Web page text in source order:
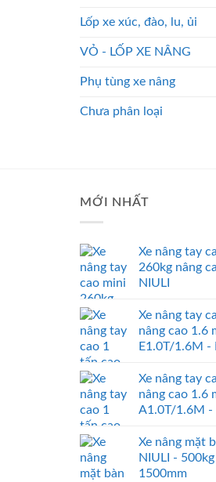
Lốp xe xúc, đào, lu, ủi
VỎ - LỐP XE NÂNG
Phụ tùng xe nâng
Chưa phân loại
MỚI NHẤT
Xe nâng tay
260kg nâng
NIULI
Xe nâng tay
nâng cao 1.6
E1.0T/1.6M -
Xe nâng tay
nâng cao 1.6
A1.0T/1.6M -
Xe nâng mặt
NIULI -
1500mm